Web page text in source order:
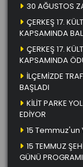
30 AĞUSTOS
ÇERKEŞ 17.
KAPSAMINDA
ÇERKEŞ 17.
KAPSAMINDA
İLÇEMİZDE
BAŞLADI
KİLİT PARKE
EDİYOR
15 Temmuz'un
15 TEMMUZ
GÜNÜ PROGRAMI